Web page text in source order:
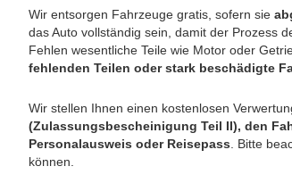
Wir entsorgen Fahrzeuge gratis, sofern sie
das Auto vollständig sein, damit der Prozess
Fehlen wesentliche Teile wie Motor oder
fehlenden Teilen oder stark beschädigte
Wir stellen Ihnen einen kostenlosen
(Zulassungsbescheinigung Teil II), den
Personalausweis oder Reisepass . Bitte
können.